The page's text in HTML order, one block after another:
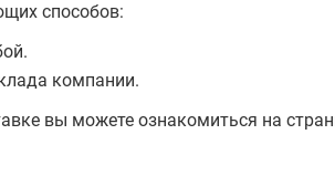
способов:
компании.
вы можете ознакомиться на